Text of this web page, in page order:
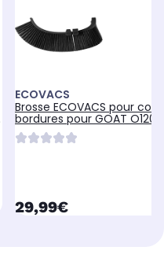
ECOVACS
Brosse ECOVACS pour
bordures pour GOAT
A1600, A3000
currentPrice
29,99€